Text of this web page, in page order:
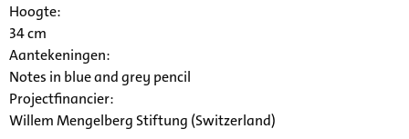
Hoogte:
34 cm
Aantekeningen:
Notes in blue and grey pencil
Projectfinancier:
Willem Mengelberg Stiftung (Switzerland)